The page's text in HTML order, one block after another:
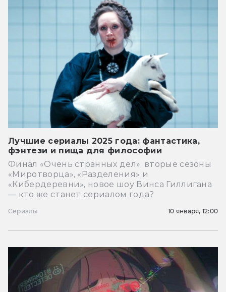
Лучшие сериалы 2025 года: фантастика,
фэнтези и пища для философии
Финал «Очень странных дел», вторые сезоны
«Миротворца», «Разделения» и
«Кибердеревни», новое шоу Винса Гиллигана
— кто же станет сериалом года?
Сериалы 10 января, 12:00